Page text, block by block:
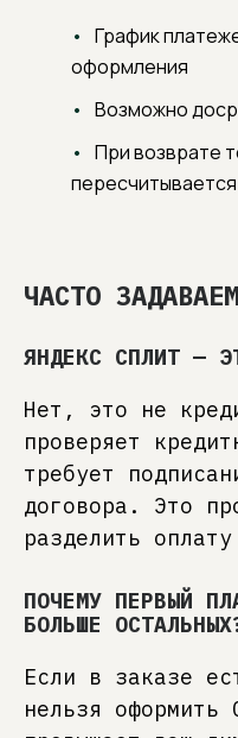
График
оформления
Возможно
При возврате
пересчитывается
ЧАСТО
ЯНДЕКС СПЛИТ —
Нет, это не
проверяет
требует
договора. Это
разделить
ПОЧЕМУ ПЕРВЫЙ
БОЛЬШЕ
Если в заказе
нельзя
и эстетику вашей мебели.
Любой размер, цвет, материал.
обсуждается открыто и
только за реальную ценность,
наценок и шаблонных решений.
МЕБЕЛЬ, СОЗДАННАЯ ДЛЯ
Практичные эргономичные
От грамотной консультации до
сборки. Профессиональная
экспертные рекомендации и
взвешенных решений для
и уверенности клиента.